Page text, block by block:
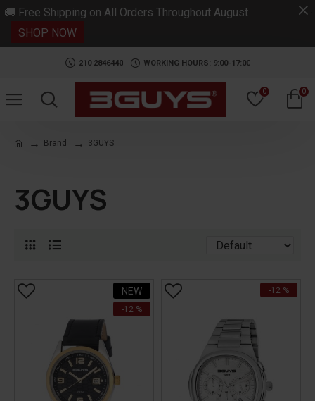
🚚 Free Shipping on All Orders Throughout August
SHOP NOW
210 2846440 WORKING HOURS: 9:00-17:00
0 0
Brand 3GUYS
3GUYS
NEW
-12 %
-12 %